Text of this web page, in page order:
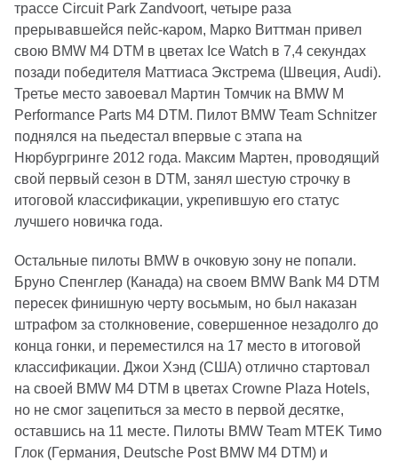
трассе Circuit Park Zandvoort, четыре раза
прерывавшейся пейс-каром, Марко Виттман привел
свою BMW M4 DTM в цветах Ice Watch в 7,4 секундах
позади победителя Маттиаса Экстрема (Швеция, Audi).
Третье место завоевал Мартин Томчик на BMW M
Performance Parts M4 DTM. Пилот BMW Team Schnitzer
поднялся на пьедестал впервые с этапа на
Нюрбургринге 2012 года. Максим Мартен, проводящий
свой первый сезон в DTM, занял шестую строчку в
итоговой классификации, укрепившую его статус
лучшего новичка года.
Остальные пилоты BMW в очковую зону не попали.
Бруно Спенглер (Канада) на своем BMW Bank M4 DTM
пересек финишную черту восьмым, но был наказан
штрафом за столкновение, совершенное незадолго до
конца гонки, и переместился на 17 место в итоговой
классификации. Джои Хэнд (США) отлично стартовал
на своей BMW M4 DTM в цветах Crowne Plaza Hotels,
но не смог зацепиться за место в первой десятке,
оставшись на 11 месте. Пилоты BMW Team MTEK Тимо
Глок (Германия, Deutsche Post BMW M4 DTM) и